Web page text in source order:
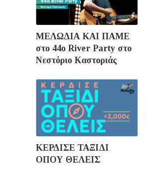
ΜΕΛΩΔΙΑ ΚΑΙ ΠΑΜΕ
στο 44ο River Party στο
Νεστόριο Καστοριάς
ΚΕΡΔΙΣΕ ΤΑΞΙΔΙ
ΟΠΟΥ ΘΕΛΕΙΣ